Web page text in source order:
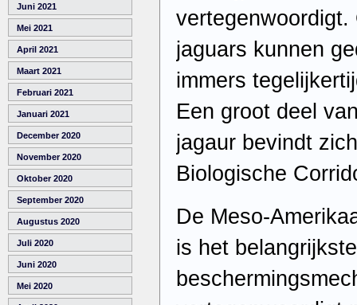
Juni 2021
Mei 2021
April 2021
Maart 2021
Februari 2021
Januari 2021
December 2020
November 2020
Oktober 2020
September 2020
Augustus 2020
Juli 2020
Juni 2020
Mei 2020
vertegenwoordigt.
jaguars kunnen
immers
Een groot deel
jagaur bevindt
Biologische
De Meso-
is het belangrijkste